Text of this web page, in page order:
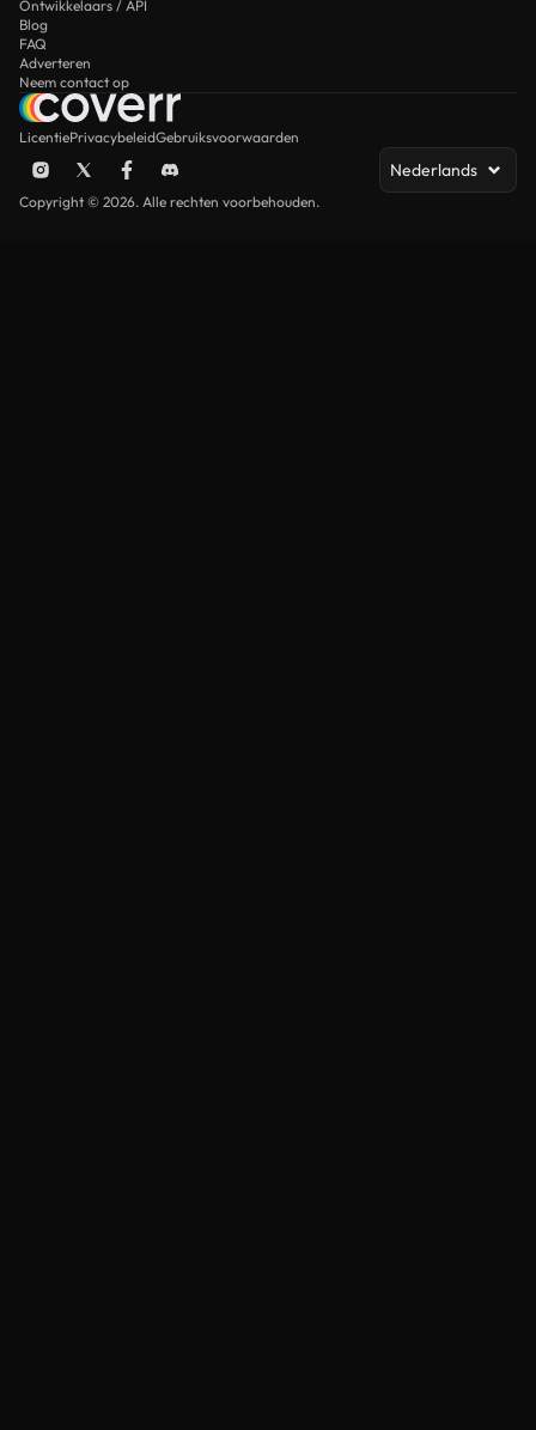
Ontwikkelaars / API
Blog
FAQ
Adverteren
Neem contact op
LicentiePrivacybeleidGebruiksvoorwaarden
Nederlands
Copyright © 2026. Alle rechten voorbehouden.